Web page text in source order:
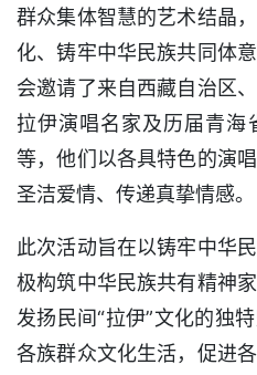
群众集体智慧的艺术结晶
化、铸牢中华民族共同体
会邀请了来自西藏自治区
拉伊演唱名家及历届青海
等，他们以各具特色的演
圣洁爱情、传递真挚情感。
此次活动旨在以铸牢中华
极构筑中华民族共有精神
发扬民间“拉伊”文化的独
各族群众文化生活，促进